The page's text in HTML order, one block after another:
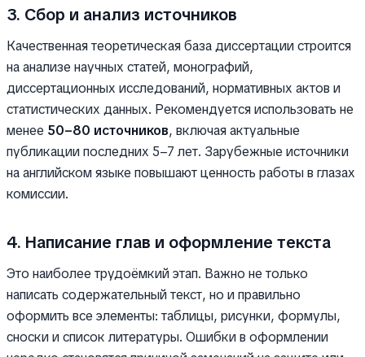
3. Сбор и анализ источников
Качественная теоретическая база диссертации строится
на анализе научных статей, монографий,
диссертационных исследований, нормативных актов и
статистических данных. Рекомендуется использовать не
менее 50–80 источников, включая актуальные
публикации последних 5–7 лет. Зарубежные источники
на английском языке повышают ценность работы в глазах
комиссии.
4. Написание глав и оформление текста
Это наиболее трудоёмкий этап. Важно не только
написать содержательный текст, но и правильно
оформить все элементы: таблицы, рисунки, формулы,
сноски и список литературы. Ошибки в оформлении